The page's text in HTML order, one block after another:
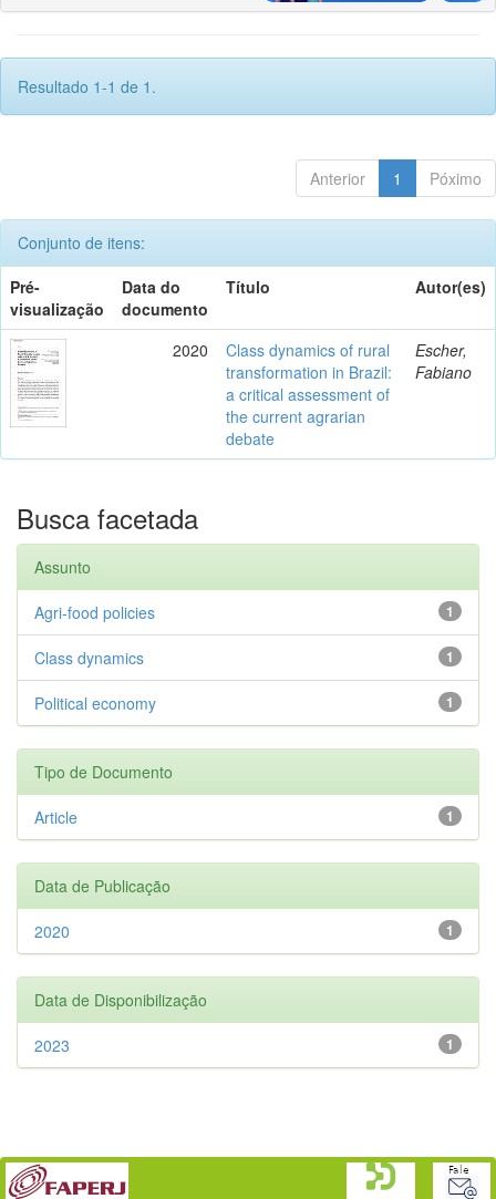
Resultado 1-1 de 1.
Anterior 1 Póximo
Conjunto de itens:
Pré-
visualização
Data do
documento
Título Autor(es)
2020
Class dynamics of rural
transformation in Brazil:
a critical assessment of
the current agrarian
debate
Escher,
Fabiano
Busca facetada
Assunto
1
Agri-food policies
1
Class dynamics
1
Political economy
Tipo de Documento
1
Article
Data de Publicação
1
2020
Data de Disponibilização
1
2023